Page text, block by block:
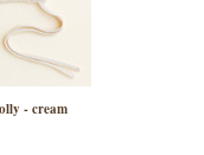
- cream